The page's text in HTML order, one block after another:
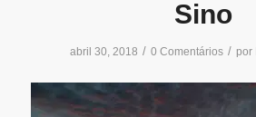
Sino
abril 30, 2018 / 0 Comentários / por